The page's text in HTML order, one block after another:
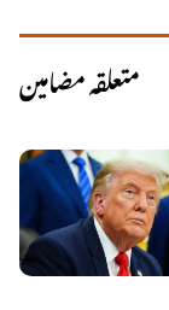
متعلقہ مضامین